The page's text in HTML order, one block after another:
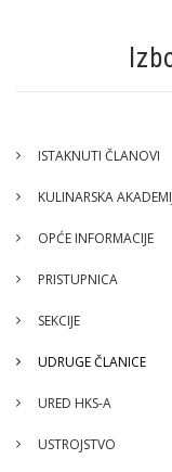
ISTAKNUTI ČLANOVI
KULINARSKA
OPĆE INFORMACIJE
PRISTUPNICA
SEKCIJE
UDRUGE ČLANICE
URED HKS-A
USTROJSTVO